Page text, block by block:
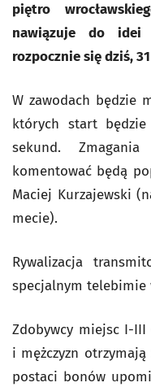
piętro
nawiązuje do idei
rozpocznie się dziś,
W zawodach będzie
których start będzie
sekund.
komentować będą
Maciej Kurzajewski
mecie).
Rywalizacja
specjalnym telebimie
Zdobywcy miejsc I-
i mężczyzn
postaci bonów